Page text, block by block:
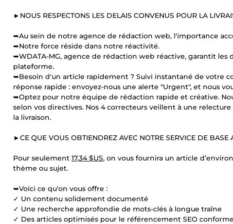
►NOUS RESPECTONS LES DELAIS CONVENUS POUR LA
➥Au sein de notre agence de rédaction web, l'importance
➥Notre force réside dans notre réactivité.
➥WDATA-MG, agence de rédaction web réactive, garantit
plateforme.
➥Besoin d'un article rapidement ? Suivi instantané de votre
réponse rapide : envoyez-nous une alerte "Urgent", et nous
➥Optez pour notre équipe de rédaction rapide et créative.
selon vos directives. Nos 4 correcteurs veillent à une
la livraison.
►CE QUE VOUS OBTIENDREZ AVEC NOTRE SERVICE DE BASE
Pour seulement 17,34 $US, on vous fournira un article
thème ou sujet.
➥Voici ce qu'on vous offre :
✓ Un contenu solidement documenté
✓ Une recherche approfondie de mots-clés à longue traîne
✓ Des articles optimisés pour le référencement SEO